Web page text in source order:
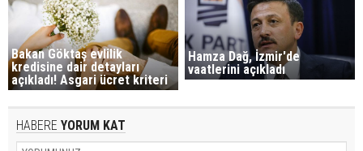
Bakan Göktaş evlilik
kredisine dair detayları
açıkladı! Asgari ücret kriteri
Hamza Dağ, İzmir'de
vaatlerini açıkladı
HABERE YORUM KAT